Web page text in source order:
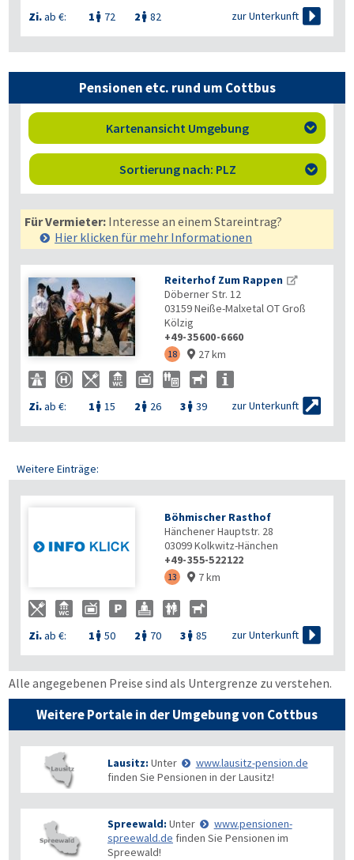
Zi.ab €: 1  72 2  82 zur Unterkunft 
Pensionen etc. rund um Cottbus
Kartenansicht Umgebung 
Sortierung nach: PLZ 
Für Vermieter: Interesse an einem Stareintrag?
Hier klicken für mehr Informationen

Reiterhof Zum Rappen
Döberner Str. 12
03159Neiße-Malxetal OT Groß
Kölzig
+49-35600-6660
18  27 km
Zi.ab €: 1  15 2  26 3  39 zur Unterkunft 
Weitere Einträge:
Böhmischer Rasthof
Hänchener Hauptstr. 28
03099Kolkwitz-Hänchen
+49-355-522122
13  7 km
Zi.ab €: 1  50 2  70 3  85 zur Unterkunft 
Alle angegebenen Preise sind als Untergrenze zu verstehen.
Weitere Portale in der Umgebung von Cottbus
Lausitz: Unter
www.lausitz-pension.de
finden Sie Pensionen in der Lausitz!
Spreewald: Unter
www.pensionen-
spreewald.de finden Sie Pensionen im
Spreewald!